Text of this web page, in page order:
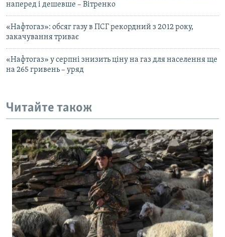
наперед і дешевше – Вітренко
«Нафтогаз»: обсяг газу в ПСГ рекордний з 2012 року,
закачування триває
«Нафтогаз» у серпні знизить ціну на газ для населення ще
на 265 гривень – уряд
Читайте також